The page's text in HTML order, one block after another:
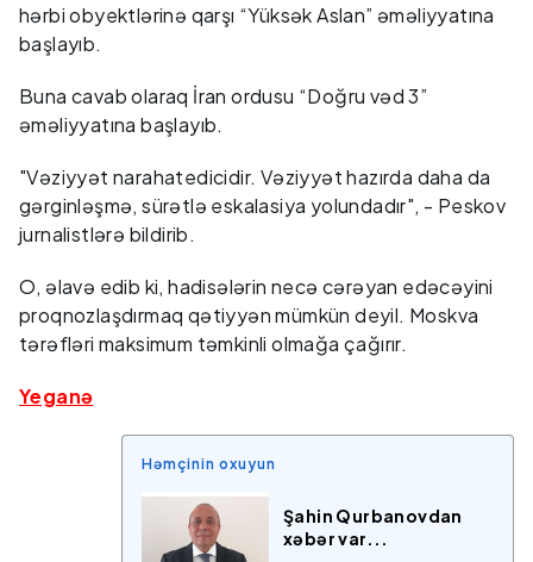
hərbi obyektlərinə qarşı “Yüksək Aslan” əməliyyatına
başlayıb.
Buna cavab olaraq İran ordusu “Doğru vəd 3”
əməliyyatına başlayıb.
"Vəziyyət narahatedicidir. Vəziyyət hazırda daha da
gərginləşmə, sürətlə eskalasiya yolundadır", - Peskov
jurnalistlərə bildirib.
O, əlavə edib ki, hadisələrin necə cərəyan edəcəyini
proqnozlaşdırmaq qətiyyən mümkün deyil. Moskva
tərəfləri maksimum təmkinli olmağa çağırır.
Yeganə
Həmçinin oxuyun
Şahin Qurbanovdan
xəbər var...